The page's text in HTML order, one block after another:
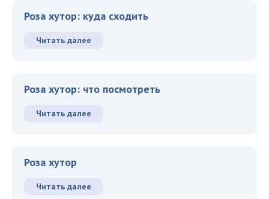
Роза хутор: куда сходить
Читать далее
Роза хутор: что посмотреть
Читать далее
Роза хутор
Читать далее